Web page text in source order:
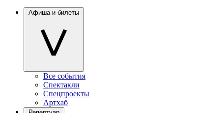
Афиша и билеты
Все события
Спектакли
Спецпроекты
Артхаб